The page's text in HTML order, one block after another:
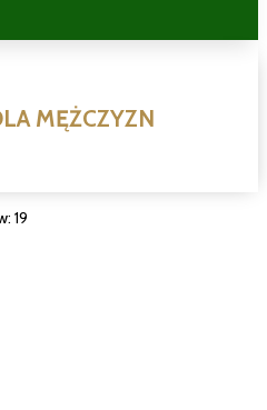
MĘŻCZYZN
19